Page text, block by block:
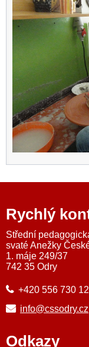
Rychlý
Střední
svaté Anežky
1. máje 249/37
742 35 Odry
+420 556 730
info@cssodry.cz
Odkazy